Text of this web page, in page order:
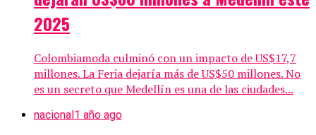
2025
Colombiamoda culminó con un impacto de US$17,7
millones. La Feria dejaría más de US$50 millones. No
es un secreto que Medellín es una de las ciudades...
nacional1 año ago